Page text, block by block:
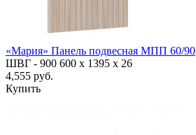
«Мария» Панель подвесная МПП 60/90
ШВГ - 900 600 х 1395 х 26
4,555 руб.
Купить